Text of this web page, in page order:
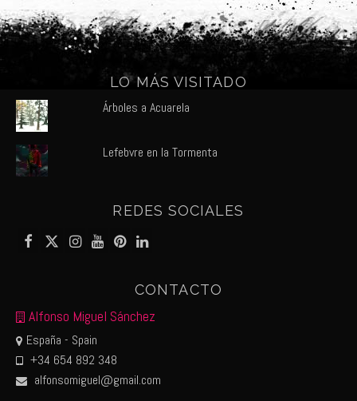
LO MÁS VISITADO
Árboles a Acuarela
Lefebvre en la Tormenta
REDES SOCIALES
CONTACTO
Alfonso Miguel Sánchez
España - Spain
+34 654 892 348
alfonsomiguel@gmail.com